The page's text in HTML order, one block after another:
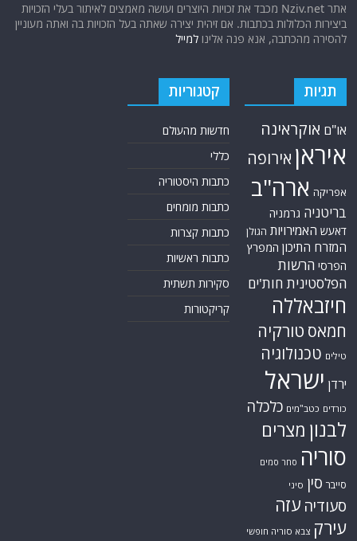
אתר Nziv.net מכבד את זכויות היוצרים ועושה מאמצים לאיתור בעלי הזכויות
ביצירות הכלולות בכתבות. אם זיהית יצירה שאתה בעל הזכויות בה ואתה מעוניין
להסירה מהכתבה, אנא פנה אלינולמייל
תגיות
או"ם אוקראינה
איראן אירופה
אפריקה ארה"ב
בריטניה גרמניה
דאעש האמירויות הגולן
המזרח התיכון המפרץ
הפרסי הרשות
הפלסטינית חות'ים
חיזבאללה
חמאס טורקיה
טילים טכנולוגיה
ירדן ישראל
כורדים כטב"מים כלכלה
לבנון מצרים
סוריה סחר סמים
סייבר סין סיני
סעודיה עזה
עירק צבא סוריה חופשי
קטגוריות
חדשות מהעולם
כללי
כתבות היסטוריה
כתבות מומחים
כתבות קצרות
כתבות ראשיות
סקירות תשתית
קריקטורות